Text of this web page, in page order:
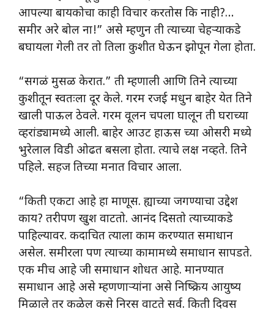
आपल्या बायकोचा काही विचार करतोस कि नाही?…
समीर अरे बोल ना!” असे म्हणुन ती त्याच्या चेहऱ्याकडे
बघायला गेली तर तो तिला कुशीत घेऊन झोपून गेला होता.
“सगळं मुसळ केरात.” ती म्हणाली आणि तिने त्याच्या
कुशीतून स्वतःला दूर केले. गरम रजई मधुन बाहेर येत तिने
खाली पाऊल ठेवले. गरम वूलन चपला घालून ती घराच्या
व्हरांड्यामध्ये आली. बाहेर आउट हाऊस च्या ओसरी मध्ये
भुरेलाल विडी ओढत बसला होता. त्याचे लक्ष नव्हते. तिने
पहिले. सहज तिच्या मनात विचार आला.
“किती एकटा आहे हा माणूस. ह्याच्या जगण्याचा उद्देश
काय? तरीपण खुश वाटतो. आनंद दिसतो त्याच्याकडे
पाहिल्यावर. कदाचित त्याला काम करण्यात समाधान
असेल. समीरला पण त्याच्या कामामध्ये समाधान सापडते.
एक मीच आहे जी समाधान शोधत आहे. मानण्यात
समाधान आहे असे म्हणणाऱ्यांना असे निष्क्रिय आयुष्य
मिळाले तर कळेल कसे निरस वाटते सर्व. किती दिवस